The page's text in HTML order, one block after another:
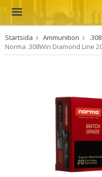
Produkten har
Startsida Ammunition
Norma .308Win Diamond Line